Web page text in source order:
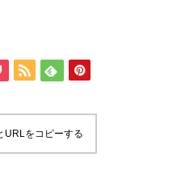
URLをコピーする